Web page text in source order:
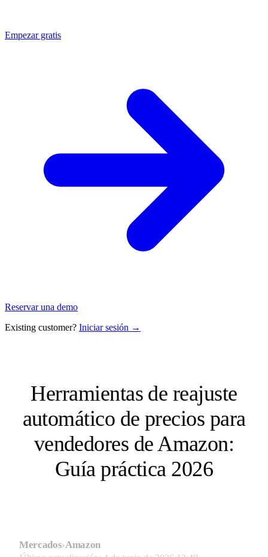
Empezar gratis
Reservar una demo
Existing customer? Iniciar sesión →
Herramientas de reajuste
automático de precios para
vendedores de Amazon:
Guía práctica 2026
Mercados›Amazon